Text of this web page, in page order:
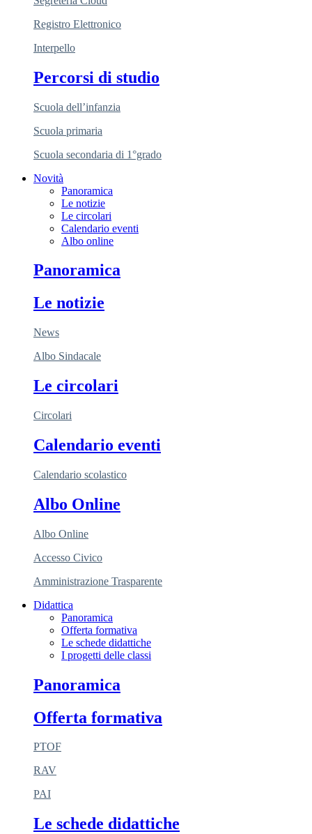
Registro Elettronico
Interpello
Percorsi di studio
Scuola dell’infanzia
Scuola primaria
Scuola secondaria di 1°grado
Novità
Panoramica
Le notizie
Le circolari
Calendario eventi
Albo online
Panoramica
Le notizie
News
Albo Sindacale
Le circolari
Circolari
Calendario eventi
Calendario scolastico
Albo Online
Albo Online
Accesso Civico
Amministrazione Trasparente
Didattica
Panoramica
Offerta formativa
Le schede didattiche
I progetti delle classi
Panoramica
Offerta formativa
PTOF
RAV
PAI
Le schede didattiche